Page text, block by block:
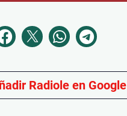
Radiole en Google